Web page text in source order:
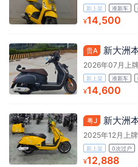
新上架 准新车
¥14,500
贵A 新大洲
2026年07月上
新上架 准新车
¥14,600
粤J 新大洲
2025年12月上牌
新上架 0次过户
¥12,888